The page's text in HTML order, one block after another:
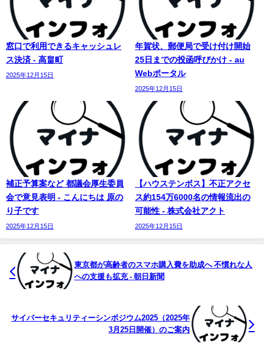
窓口で利用できるキャッシュレ
ス決済 - 高畠町
2025年12月15日
年賀状、郵便局で受け付け開始
25日までの投函呼びかけ - au
Webポータル
2025年12月15日
補正予算案など 都議会厚生委員
会で意見表明 - こんにちは 原の
り子です
2025年12月15日
【ハウステンボス】不正アクセ
ス約154万6000名の情報流出の
可能性 - 株式会社アクト
2025年12月15日
東京都が高齢者のスマホ購入費を助成へ 不慣れな人
への支援も拡充 - 朝日新聞
サイバーセキュリティーシンポジウム2025（2025年
3月25日開催）のご案内